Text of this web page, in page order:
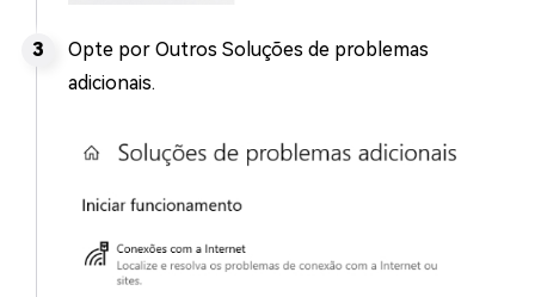
Opte por Outros Soluções de problemas
adicionais.